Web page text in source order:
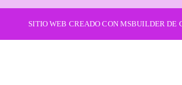
SITIO WEB CREADO CON MSBUILDER DE